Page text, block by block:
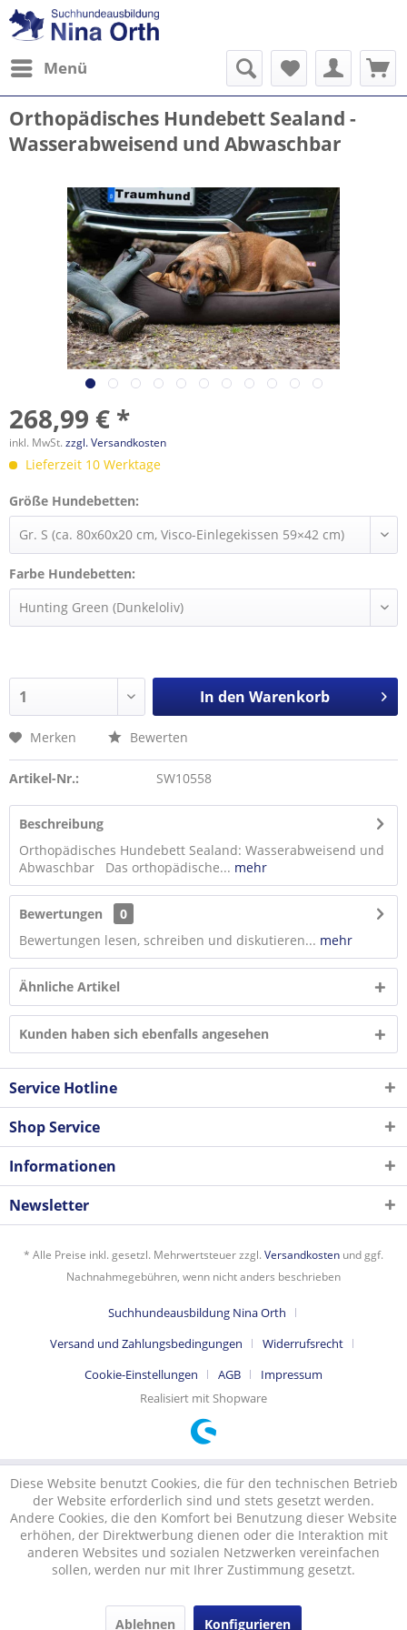
Menü
Orthopädisches Hundebett Sealand -
Wasserabweisend und Abwaschbar
268,99 € *
inkl. MwSt. zzgl. Versandkosten
Lieferzeit 10 Werktage
Größe Hundebetten:
Farbe Hundebetten:
In den Warenkorb
Merken Bewerten
Artikel-Nr.: SW10558
Beschreibung
Orthopädisches Hundebett Sealand: Wasserabweisend und
Abwaschbar Das orthopädische... mehr
Bewertungen
0
Bewertungen lesen, schreiben und diskutieren... mehr
Ähnliche Artikel
Kunden haben sich ebenfalls angesehen
Service Hotline
Shop Service
Informationen
Newsletter
* Alle Preise inkl. gesetzl. Mehrwertsteuer zzgl. Versandkosten und ggf.
Nachnahmegebühren, wenn nicht anders beschrieben
Suchhundeausbildung Nina Orth
Versand und Zahlungsbedingungen
Widerrufsrecht
Cookie-Einstellungen
AGB
Impressum
Realisiert mit Shopware
Diese Website benutzt Cookies, die für den technischen Betrieb
der Website erforderlich sind und stets gesetzt werden.
Andere Cookies, die den Komfort bei Benutzung dieser Website
erhöhen, der Direktwerbung dienen oder die Interaktion mit
anderen Websites und sozialen Netzwerken vereinfachen
sollen, werden nur mit Ihrer Zustimmung gesetzt.
Ablehnen Konfigurieren